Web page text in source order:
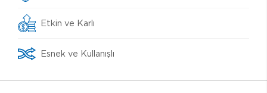
Etkin ve Karlı
Esnek ve Kullanışlı